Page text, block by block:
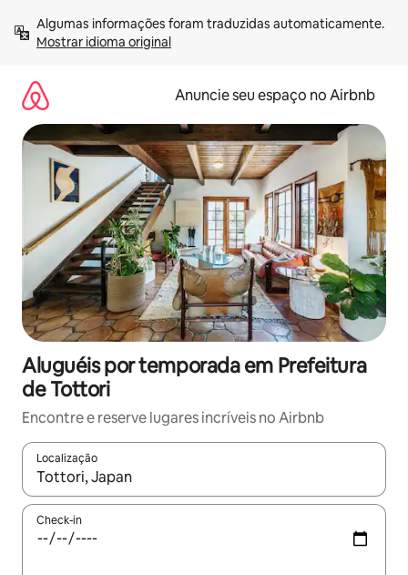
para
Mostrar idioma original
Anuncie seu espaço no Airbnb
Aluguéis por temporada em Prefeitura
de Tottori
Encontre e reserve lugares incríveis no Airbnb
Localização
Quando os resultados estiverem disponíveis, explore-os
Check-in